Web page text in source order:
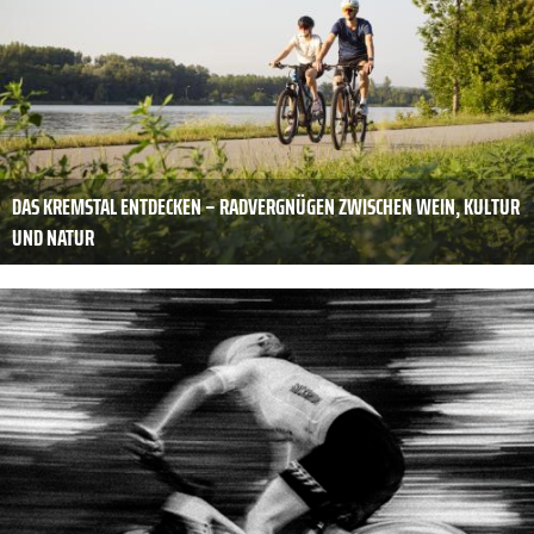
DAS KREMSTAL ENTDECKEN – RADVERGNÜGEN ZWISCHEN WEIN, KULTUR
UND NATUR